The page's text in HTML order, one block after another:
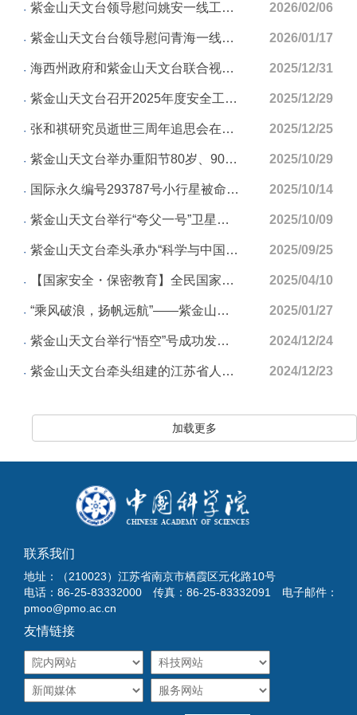
紫金山天文台领导慰问姚安一线工作人员 2026/02/06
紫金山天文台台领导慰问青海一线工作人员 2026/01/17
海西州政府和紫金山天文台联合视频慰问雪山牧场观测队员 2025/12/31
紫金山天文台召开2025年度安全工作会议 2025/12/29
张和祺研究员逝世三周年追思会在紫金山天文台举行 2025/12/25
紫金山天文台举办重阳节80岁、90岁集体生日会 2025/10/29
国际永久编号293787号小行星被命名为“木村博星” 2025/10/14
紫金山天文台举行“夸父一号”卫星发射三周年报告会 2025/10/09
紫金山天文台牵头承办“科学与中国”青海行——“千名院士·千场科普”行动 2025/09/25
【国家安全・保密教育】全民国家安全教育 走深走实十周年 2025/04/10
“乘风破浪，扬帆远航”——紫金山天文台举办2024年度表彰会暨2025年新春联欢会 2025/01/27
紫金山天文台举行“悟空”号成功发射九周年主题党日活动 2024/12/24
紫金山天文台牵头组建的江苏省人才攻关联合体举行揭牌仪式 2024/12/23
加载更多
联系我们
地址：（210023）江苏省南京市栖霞区元化路10号
电话：86-25-83332000 传真：86-25-83332091 电子邮件：
pmoo@pmo.ac.cn
友情链接